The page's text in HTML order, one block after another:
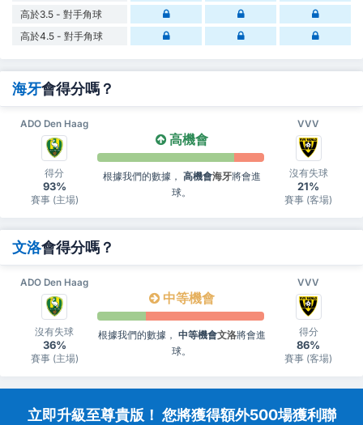
高於3.5 - 對手角球
高於4.5 - 對手角球
海牙會得分嗎？
ADO Den Haag VVV
得分
93%
賽事 (主場)
高機會
根據我們的數據， 高機會海牙將會進
球。
沒有失球
21%
賽事 (客場)
文洛會得分嗎？
ADO Den Haag VVV
沒有失球
36%
賽事 (主場)
中等機會
根據我們的數據， 中等機會文洛將會進
球。
得分
86%
賽事 (客場)
立即升級至尊貴版！ 您將獲得額外500場獲利聯